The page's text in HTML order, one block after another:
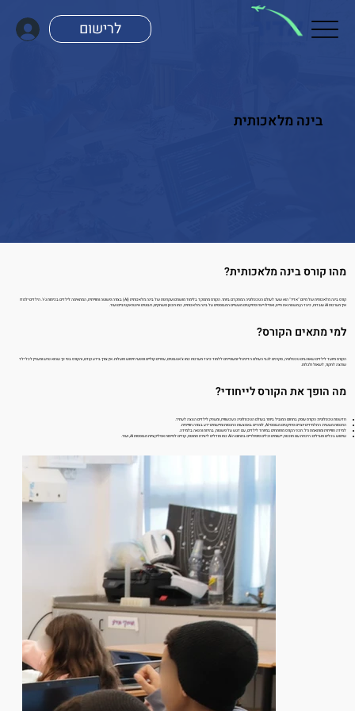
לרישום
בינה מלאכותית
מהו קורס בינה מלאכותית?
קורס בינה מלאכותית של מיזם "אדיר" הוא שער לעולם הטכנולוגיה המתקדם ביותר. הקורס מתמקד בלימוד מושגים ועקרונות של בינה מלאכותית (AI) בצורה פשוטה וחווייתית, המתאימה לילדים בכיתות ג'-ו'. הילדים ילמדו
איך מערכות AI עובדות, כיצד הן משנות את חיינו, ואפילו ייצרו פרויקטים מעשיים המבוססים על בינה מלאכותית, כמו תכנון משחקים, רובוטים אינטראקטיביים ועוד.
למי מתאים הקורס?
הקורס מיועד לילדים שאוהבים טכנולוגיה, סקרנים לגבי העולם הדיגיטלי ומעוניינים ללמוד כיצד מערכות כמו צ'אטבוטים, עוזרים קוליים ומנועי חיפוש פועלות. אין צורך בידע קודם, והקורס בנוי כך שהוא נגיש ומעניין לכל ילד
שרוצה לחקור, לשאול ולגלות.
מה הופך את הקורס לייחודי?
חדשנות טכנולוגית: הקורס עוסק בתחום המוביל ביותר בעולם הטכנולוגיה העכשווית, ומעניק לילדים הצצה לעתיד.
התנסות מעשית: התלמידים יוצרים פרויקטים מבוססי AI, לומדים באמצעות התנסות ומיישמים ידע בצורה חווייתית.
למידה חווייתית ומותאמת גיל: תכני הקורס מפותחים במיוחד לילדים, עם דגש על פשטות, בהירות והנאה בלמידה.
שימוש בכלים מובילים: היכרות עם תוכנות, יישומים וכלים פופולריים בתחום ה-AI כמו מודלים ליצירת תמונות, קודים לפיתוח אפליקציות מבוססות AI, ועוד.